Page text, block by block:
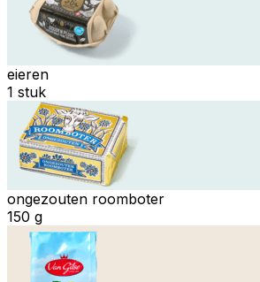
eieren
1 stuk
ongezouten roomboter
150 g